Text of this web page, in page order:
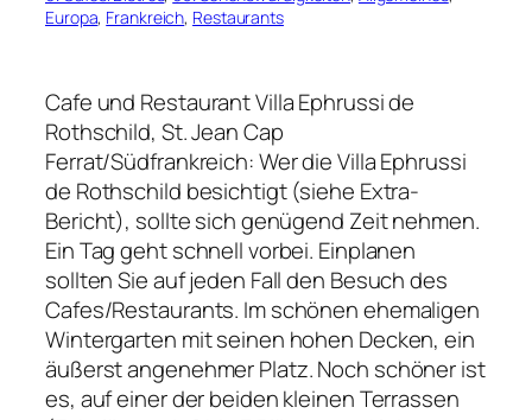
Europa, Frankreich, Restaurants
Cafe und Restaurant Villa Ephrussi de
Rothschild, St. Jean Cap
Ferrat/Südfrankreich: Wer die Villa Ephrussi
de Rothschild besichtigt (siehe Extra-
Bericht), sollte sich genügend Zeit nehmen.
Ein Tag geht schnell vorbei. Einplanen
sollten Sie auf jeden Fall den Besuch des
Cafes/Restaurants. Im schönen ehemaligen
Wintergarten mit seinen hohen Decken, ein
äußerst angenehmer Platz. Noch schöner ist
es, auf einer der beiden kleinen Terrassen